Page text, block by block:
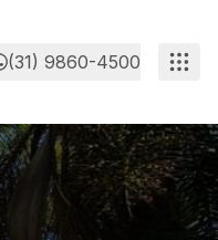
(31) 9860-4500